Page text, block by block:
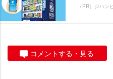
（PR）ジハン
コメントする・見る